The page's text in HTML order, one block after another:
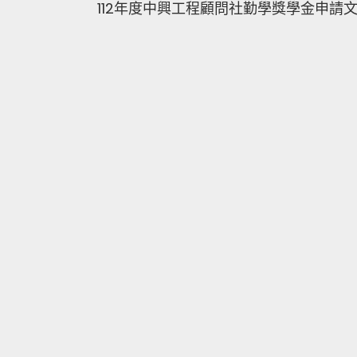
112年度中興工程顧問社勤學獎學金申請